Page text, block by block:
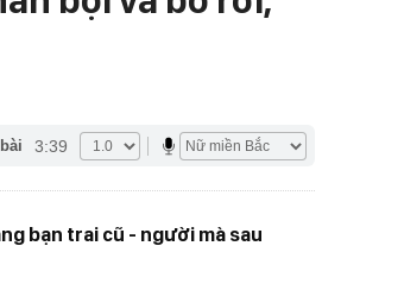
3:39
bạn trai cũ - người mà sau